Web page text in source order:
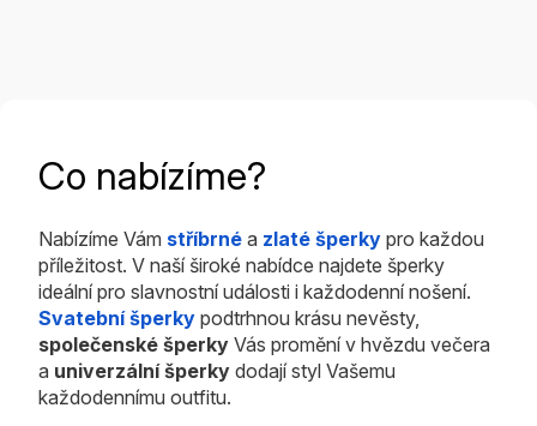
Co nabízíme?
Nabízíme Vám stříbrné a zlaté šperky pro každou
příležitost. V naší široké nabídce najdete šperky
ideální pro slavnostní události i každodenní nošení.
Svatební šperky podtrhnou krásu nevěsty,
společenské šperky Vás promění v hvězdu večera
a univerzální šperky dodají styl Vašemu
každodennímu outfitu.